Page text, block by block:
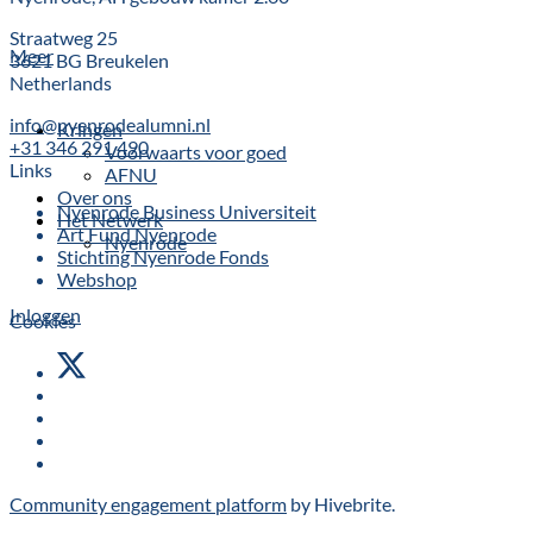
Meer
Kringen
Voorwaarts voor goed
AFNU
Over ons
Het Netwerk
Nyenrode
Inloggen
Straatweg 25
3621 BG Breukelen
Netherlands
info@nyenrodealumni.nl
+31 346 291 490
Links
Nyenrode Business Universiteit
Art Fund Nyenrode
Stichting Nyenrode Fonds
Webshop
Cookies
Community engagement platform by Hivebrite.